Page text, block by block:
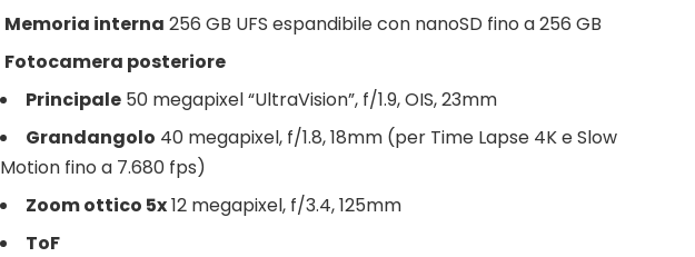
Memoria interna 256 GB UFS espandibile con nanoSD fino a 256 GB
Fotocamera posteriore
Principale 50 megapixel “UltraVision”, f/1.9, OIS, 23mm
Grandangolo 40 megapixel, f/1.8, 18mm (per Time Lapse 4K e Slow
Motion fino a 7.680 fps)
Zoom ottico 5x12 megapixel, f/3.4, 125mm
ToF